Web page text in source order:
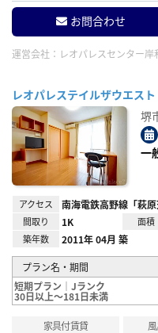
お問合わせ
運営会社： レオパレスセンター岸
レオパレステイルザウエス
堺
一
アクセス 南海電鉄高野線「萩
間取り 1K 面積
築年数 2011年 04月 築
プラン名・期間
短期プラン｜Jランク
30日以上～181日未満
家具付賃貸